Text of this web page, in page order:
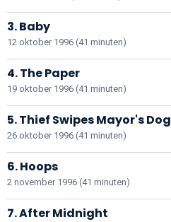
3. Baby
12 oktober 1996 (41 minuten)
4. The Paper
19 oktober 1996 (41 minuten)
5. Thief Swipes Mayor's Dog
26 oktober 1996 (41 minuten)
6. Hoops
2 november 1996 (41 minuten)
7. After Midnight